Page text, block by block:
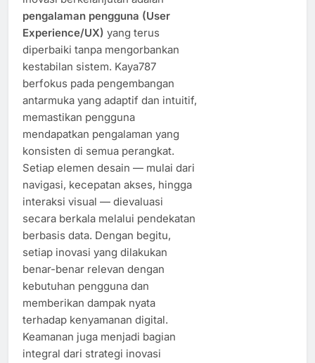
pengalaman pengguna (User
Experience/UX) yang terus
diperbaiki tanpa mengorbankan
kestabilan sistem. Kaya787
berfokus pada pengembangan
antarmuka yang adaptif dan intuitif,
memastikan pengguna
mendapatkan pengalaman yang
konsisten di semua perangkat.
Setiap elemen desain — mulai dari
navigasi, kecepatan akses, hingga
interaksi visual — dievaluasi
secara berkala melalui pendekatan
berbasis data. Dengan begitu,
setiap inovasi yang dilakukan
benar-benar relevan dengan
kebutuhan pengguna dan
memberikan dampak nyata
terhadap kenyamanan digital.
Keamanan juga menjadi bagian
integral dari strategi inovasi